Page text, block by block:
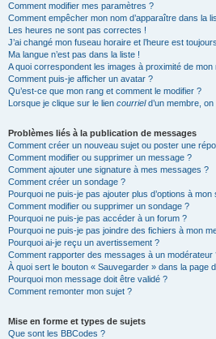
Comment modifier mes paramètres ?
Comment empêcher mon nom d’apparaître dans la
Les heures ne sont pas correctes !
J’ai changé mon fuseau horaire et l’heure est
Ma langue n’est pas dans la liste !
A quoi correspondent les images à proximité de mon
Comment puis-je afficher un avatar ?
Qu’est-ce que mon rang et comment le modifier ?
Lorsque je clique sur le lien courrield’un membre,
Problèmes liés à la publication de messages
Comment créer un nouveau sujet ou poster une
Comment modifier ou supprimer un message ?
Comment ajouter une signature à mes messages ?
Comment créer un sondage ?
Pourquoi ne puis-je pas ajouter plus d’options à mon
Comment modifier ou supprimer un sondage ?
Pourquoi ne puis-je pas accéder à un forum ?
Pourquoi ne puis-je pas joindre des fichiers à mon
Pourquoi ai-je reçu un avertissement ?
Comment rapporter des messages à un modérateur
À quoi sert le bouton « Sauvegarder » dans la page
Pourquoi mon message doit être validé ?
Comment remonter mon sujet ?
Mise en forme et types de sujets
Que sont les BBCodes ?